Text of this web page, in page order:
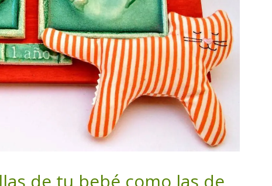
de tu bebé como las de